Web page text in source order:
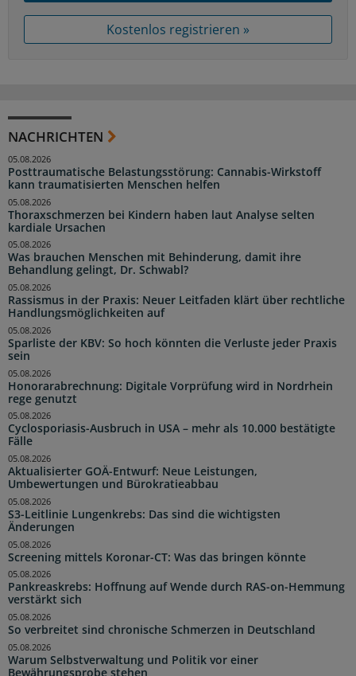
Kostenlos registrieren »
NACHRICHTEN
Posttraumatische Belastungsstörung: Cannabis-Wirkstoff
kann traumatisierten Menschen helfen
05.08.2026
Thoraxschmerzen bei Kindern haben laut Analyse selten
kardiale Ursachen
05.08.2026
Was brauchen Menschen mit Behinderung, damit ihre
Behandlung gelingt, Dr. Schwabl?
05.08.2026
Rassismus in der Praxis: Neuer Leitfaden klärt über rechtliche
Handlungsmöglichkeiten auf
05.08.2026
Sparliste der KBV: So hoch könnten die Verluste jeder Praxis
sein
05.08.2026
Honorarabrechnung: Digitale Vorprüfung wird in Nordrhein
rege genutzt
05.08.2026
Cyclosporiasis-Ausbruch in USA – mehr als 10.000 bestätigte
Fälle
05.08.2026
Aktualisierter GOÄ-Entwurf: Neue Leistungen,
Umbewertungen und Bürokratieabbau
05.08.2026
S3-Leitlinie Lungenkrebs: Das sind die wichtigsten
Änderungen
05.08.2026
Screening mittels Koronar-CT: Was das bringen könnte
05.08.2026
Pankreaskrebs: Hoffnung auf Wende durch RAS-on-Hemmung
verstärkt sich
05.08.2026
So verbreitet sind chronische Schmerzen in Deutschland
05.08.2026
Warum Selbstverwaltung und Politik vor einer
Bewährungsprobe stehen
05.08.2026